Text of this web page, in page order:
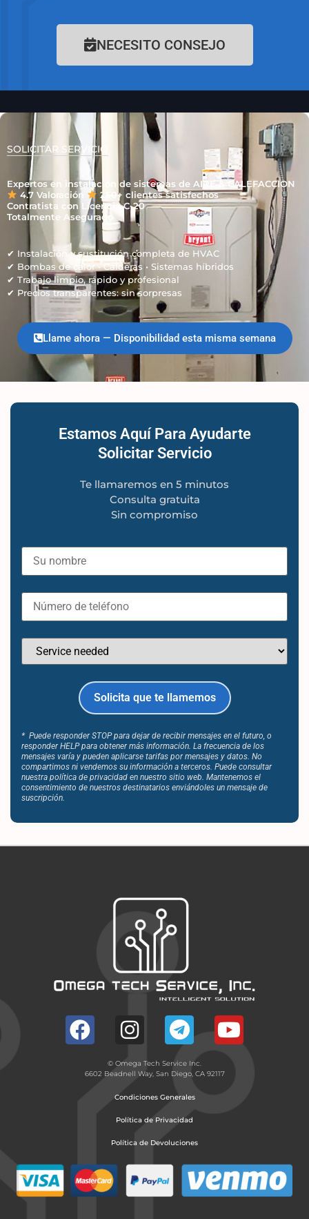
NECESITO CONSEJO
SOLICITAR SERVICIO
Expertos en instalación de sistemas de AIRE & CALEFACCION
4.7 Valoración
250+ clientes satisfechos
Contratista con Licencia C-20
Totalmente Asegurado
✔ Instalación y sustitución completa de HVAC
✔ Bombas de calor • Calderas • Sistemas híbridos
✔ Trabajo limpio, rápido y profesional
✔ Precios transparentes: sin sorpresas
Llame ahora — Disponibilidad esta misma semana
Estamos Aquí Para Ayudarte
Solicitar Servicio
Te llamaremos en 5 minutos
Consulta gratuita
Sin compromiso
* Puede responder STOP para dejar de recibir mensajes en el futuro, o
responder HELP para obtener más información. La frecuencia de los
mensajes varía y pueden aplicarse tarifas por mensajes y datos. No
compartimos ni vendemos su información a terceros. Puede consultar
nuestra política de privacidad en nuestro sitio web. Mantenemos el
consentimiento de nuestros destinatarios enviándoles un mensaje de
suscripción.
© Omega Tech Service Inc.
6602 Beadnell Way, San Diego, CA 92117
Condiciones Generales
Política de Privacidad
Política de Devoluciones